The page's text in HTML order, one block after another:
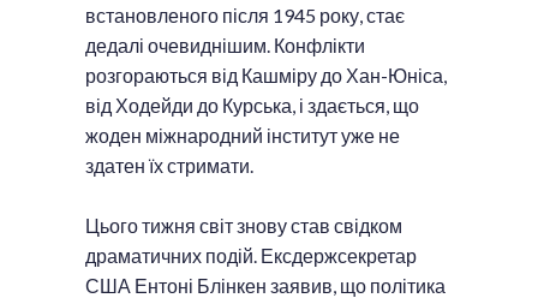
встановленого після 1945 року, стає
дедалі очевиднішим. Конфлікти
розгораються від Кашміру до Хан-Юніса,
від Ходейди до Курська, і здається, що
жоден міжнародний інститут уже не
здатен їх стримати.
Цього тижня світ знову став свідком
драматичних подій. Ексдержсекретар
США Ентоні Блінкен заявив, що політика